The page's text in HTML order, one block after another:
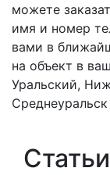
можете
имя и номер
вами в
на объект в
Уральский,
Среднеуральск
Статьи